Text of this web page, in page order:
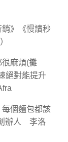
》《慢讀秒
很麻煩(攤
絕對能提升
每個麵包都該
辦人 李洛